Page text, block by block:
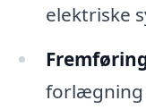
elektriske
forlægning